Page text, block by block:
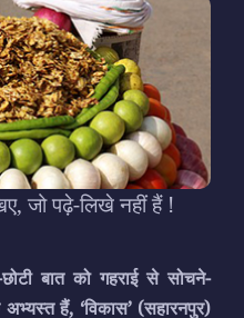
जो पढ़े-लिखे नहीं हैं !
बात को गहराई से सोचने-
हैं, ‘विकास’ (सहारनपुर)